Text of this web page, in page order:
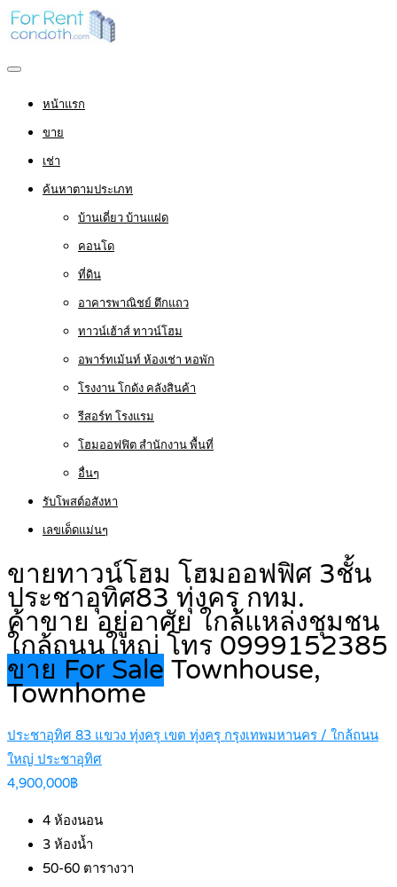
หน้าแรก
ขาย
เช่า
ค้นหาตามประเภท
บ้านเดี่ยว บ้านแฝด
คอนโด
ที่ดิน
อาคารพาณิชย์ ตึกแถว
ทาวน์เฮ้าส์ ทาวน์โฮม
อพาร์ทเม้นท์ ห้องเช่า หอพัก
โรงงาน โกดัง คลังสินค้า
รีสอร์ท โรงแรม
โฮมออฟฟิต สำนักงาน พื้นที่
อื่นๆ
รับโพสต์อสังหา
เลขเด็ดแม่นๆ
ขายทาวน์โฮม โฮมออฟฟิศ 3ชั้น
ประชาอุทิศ83 ทุ่งครุ กทม.
ค้าขาย อยู่อาศัย ใกล้แหล่งชุมชน
ใกล้ถนนใหญ่ โทร 0999152385
ขาย For Sale Townhouse,
Townhome
ประชาอุทิศ 83 แขวง ทุ่งครุ เขต ทุ่งครุ กรุงเทพมหานคร / ใกล้ถนน
ใหญ่ ประชาอุทิศ
4,900,000฿
4 ห้องนอน
3 ห้องน้ำ
50-60 ตารางวา